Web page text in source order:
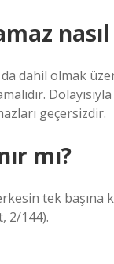
nasıl
dahil olmak
geçersizdir.
mı?
tek başına
2/144).